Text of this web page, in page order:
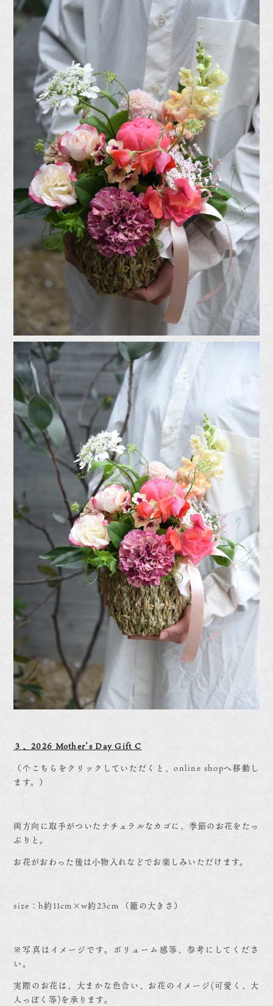
３、2026 Mother’s Day Gift C
（↑こちらをクリックしていただくと、online shopへ移動し
ます。）
両方向に取手がついたナチュラルなカゴに、季節のお花をたっ
ぷりと。
お花がおわった後は小物入れなどでお楽しみいただけます。
size：h約11cm×w約23cm （籠の大きさ）
※写真はイメージです。ボリューム感等、参考にしてくださ
い。
実際のお花は、大まかな色合い、お花のイメージ(可愛く、大
人っぽく等)を承ります。